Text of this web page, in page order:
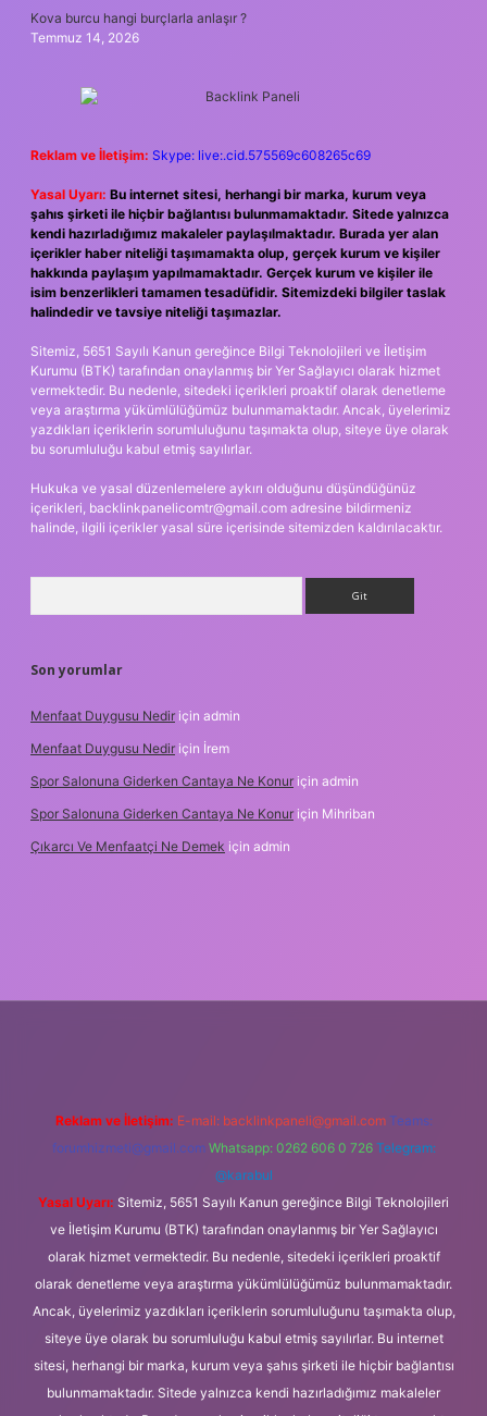
Kova burcu hangi burçlarla anlaşır ?
Temmuz 14, 2026
Reklam ve İletişim: Skype: live:.cid.575569c608265c69
Yasal Uyarı: Bu internet sitesi, herhangi bir marka, kurum veya
şahıs şirketi ile hiçbir bağlantısı bulunmamaktadır. Sitede yalnızca
kendi hazırladığımız makaleler paylaşılmaktadır. Burada yer alan
içerikler haber niteliği taşımamakta olup, gerçek kurum ve kişiler
hakkında paylaşım yapılmamaktadır. Gerçek kurum ve kişiler ile
isim benzerlikleri tamamen tesadüfidir. Sitemizdeki bilgiler taslak
halindedir ve tavsiye niteliği taşımazlar.
Sitemiz, 5651 Sayılı Kanun gereğince Bilgi Teknolojileri ve İletişim
Kurumu (BTK) tarafından onaylanmış bir Yer Sağlayıcı olarak hizmet
vermektedir. Bu nedenle, sitedeki içerikleri proaktif olarak denetleme
veya araştırma yükümlülüğümüz bulunmamaktadır. Ancak, üyelerimiz
yazdıkları içeriklerin sorumluluğunu taşımakta olup, siteye üye olarak
bu sorumluluğu kabul etmiş sayılırlar.
Hukuka ve yasal düzenlemelere aykırı olduğunu düşündüğünüz
içerikleri, backlinkpanelicomtr@gmail.com adresine bildirmeniz
halinde, ilgili içerikler yasal süre içerisinde sitemizden kaldırılacaktır.
Son yorumlar
Menfaat Duygusu Nedir için admin
Menfaat Duygusu Nedir için İrem
Spor Salonuna Giderken Cantaya Ne Konur için admin
Spor Salonuna Giderken Cantaya Ne Konur için Mihriban
Çıkarcı Ve Menfaatçi Ne Demek için admin
Reklam ve İletişim: E-mail: backlinkpaneli@gmail.com Teams:
forumhizmeti@gmail.com Whatsapp: 0262 606 0 726 Telegram:
@karabul
Yasal Uyarı: Sitemiz, 5651 Sayılı Kanun gereğince Bilgi Teknolojileri
ve İletişim Kurumu (BTK) tarafından onaylanmış bir Yer Sağlayıcı
olarak hizmet vermektedir. Bu nedenle, sitedeki içerikleri proaktif
olarak denetleme veya araştırma yükümlülüğümüz bulunmamaktadır.
Ancak, üyelerimiz yazdıkları içeriklerin sorumluluğunu taşımakta olup,
siteye üye olarak bu sorumluluğu kabul etmiş sayılırlar. Bu internet
sitesi, herhangi bir marka, kurum veya şahıs şirketi ile hiçbir bağlantısı
bulunmamaktadır. Sitede yalnızca kendi hazırladığımız makaleler